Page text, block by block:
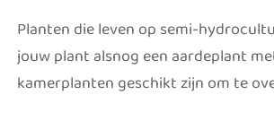
Planten die leven op semi-
jouw plant alsnog een aardeplant
kamerplanten geschikt zijn om te